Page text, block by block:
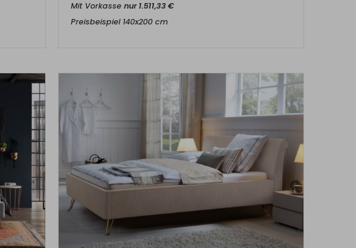
Mit Vorkasse nur1.511,33€
Preisbeispiel 140x200 cm